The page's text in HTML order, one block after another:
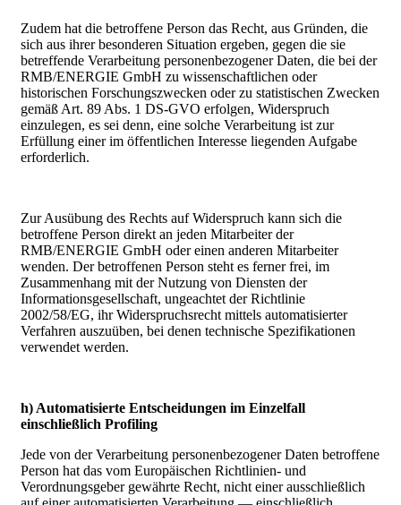
Zudem hat die betroffene Person das Recht, aus Gründen, die
sich aus ihrer besonderen Situation ergeben, gegen die sie
betreffende Verarbeitung personenbezogener Daten, die bei der
RMB/ENERGIE GmbH zu wissenschaftlichen oder
historischen Forschungszwecken oder zu statistischen Zwecken
gemäß Art. 89 Abs. 1 DS-GVO erfolgen, Widerspruch
einzulegen, es sei denn, eine solche Verarbeitung ist zur
Erfüllung einer im öffentlichen Interesse liegenden Aufgabe
erforderlich.
Zur Ausübung des Rechts auf Widerspruch kann sich die
betroffene Person direkt an jeden Mitarbeiter der
RMB/ENERGIE GmbH oder einen anderen Mitarbeiter
wenden. Der betroffenen Person steht es ferner frei, im
Zusammenhang mit der Nutzung von Diensten der
Informationsgesellschaft, ungeachtet der Richtlinie
2002/58/EG, ihr Widerspruchsrecht mittels automatisierter
Verfahren auszuüben, bei denen technische Spezifikationen
verwendet werden.
h) Automatisierte Entscheidungen im Einzelfall
einschließlich Profiling
Jede von der Verarbeitung personenbezogener Daten betroffene
Person hat das vom Europäischen Richtlinien- und
Verordnungsgeber gewährte Recht, nicht einer ausschließlich